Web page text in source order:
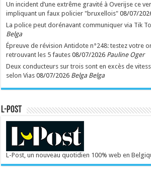
Un incident d’une extrême gravité à Overijse ce
impliquant un faux policier "bruxellois" 08/07/
La police peut dorénavant communiquer via Tik
Belga
Épreuve de révision Antidote n°248: testez votre
retrouvant les 5 fautes 08/07/2026 Pauline Oger
Deux conducteurs sur trois sont en excès de
selon Vias 08/07/2026 Belga Belga
L-POST
L-Post, un nouveau quotidien 100% web en